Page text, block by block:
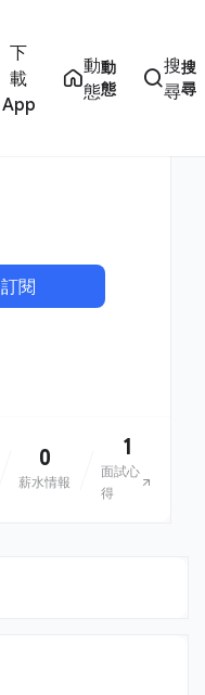
下
載
App
動
態
動
態
搜
尋
搜
尋
訂閱
0
薪水情報
1
面試心
得